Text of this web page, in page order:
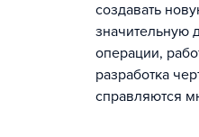
создавать
значительную
операции,
разработка
справляются